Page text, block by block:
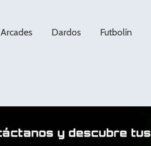
Arcades Dardos Futbolín